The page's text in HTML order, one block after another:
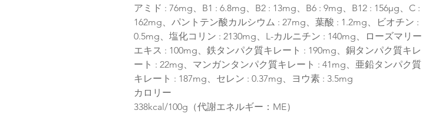
アミド : 76mg、B1 : 6.8mg、B2 : 13mg、B6 : 9mg、B12 : 156μg、C :
162mg、パントテン酸カルシウム : 27mg、葉酸 : 1.2mg、ビオチン :
0.5mg、塩化コリン : 2130mg、L-カルニチン : 140mg、ローズマリー
エキス : 100mg、鉄タンパク質キレート : 190mg、銅タンパク質キレ
ート : 22mg、マンガンタンパク質キレート : 41mg、亜鉛タンパク質
キレート : 187mg、セレン : 0.37mg、ヨウ素 : 3.5mg
カロリー
338kcal/100g（代謝エネルギー：ME）